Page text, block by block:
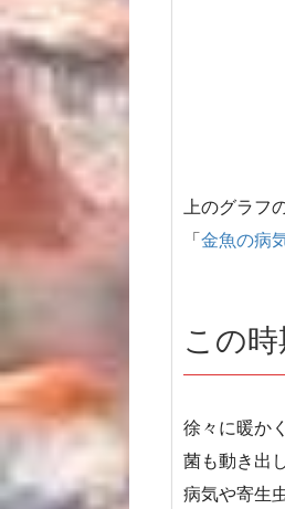
上のグラフ
「金魚の病
この
徐々に暖か
菌も動き出
病気や寄生